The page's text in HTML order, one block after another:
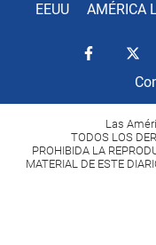
EEUU AMÉRICA
Las
TODOS LOS
PROHIBIDA LA
MATERIAL DE ESTE